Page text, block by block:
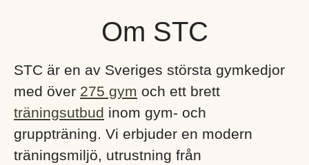
Om STC
STC är en av Sveriges största gymkedjor
med över 275 gym och ett brett
träningsutbud inom gym- och
gruppträning. Vi erbjuder en modern
träningsmiljö, utrustning från